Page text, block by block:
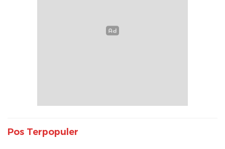
Pos Terpopuler